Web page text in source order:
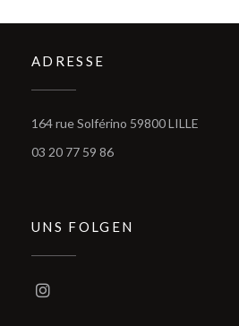
ADRESSE
164 rue Solférino 59800 LILLE
03 20 77 59 86
UNS FOLGEN